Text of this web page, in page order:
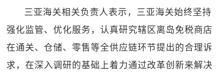
三亚海关相关负责人表示，三亚海关始终坚持
强化监管、优化服务，认真研究辖区离岛免税商店
在通关、仓储、零售等全供应链环节提出的合理诉
求，在深入调研的基础上着力通过改革创新来解决